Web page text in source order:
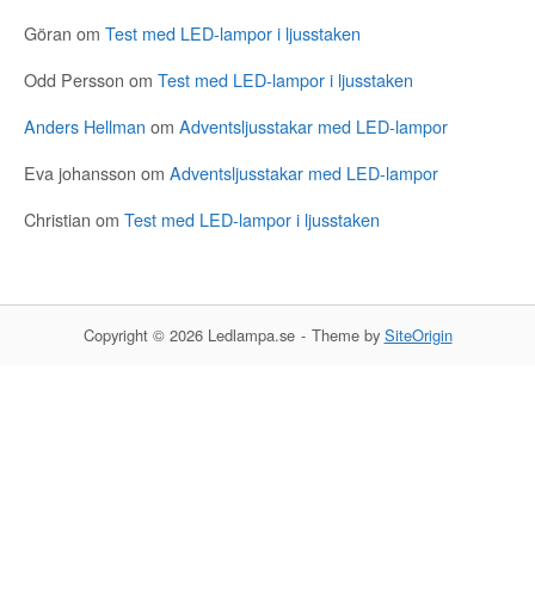
Göran om Test med LED-lampor i ljusstaken
Odd Persson om Test med LED-lampor i ljusstaken
Anders Hellman om Adventsljusstakar med LED-lampor
Eva johansson om Adventsljusstakar med LED-lampor
Christian om Test med LED-lampor i ljusstaken
Copyright © 2026 Ledlampa.se Theme by SiteOrigin